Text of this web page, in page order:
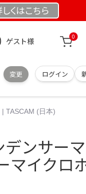
くはこちら
ゲスト様 0
変更 ログイン
TASCAM (日本)
デンサー
マイクロ